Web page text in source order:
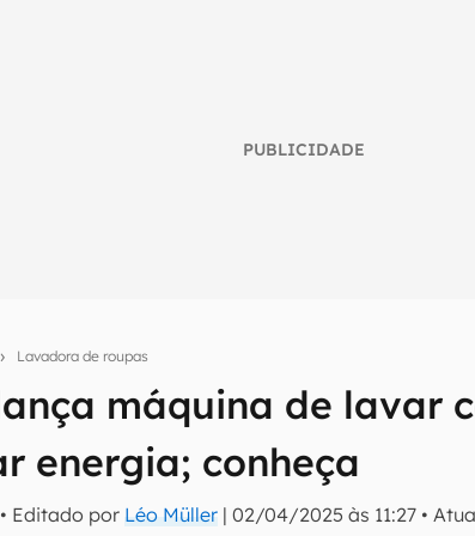
PUBLICIDADE
Lavadora de roupas
máquina de lavar
energia; conheça
• Editado por Léo Müller |02/04/2025 às 11:27 •
inteligente do mundo tech!
do Canaltech e receba notícias e reviews sobre